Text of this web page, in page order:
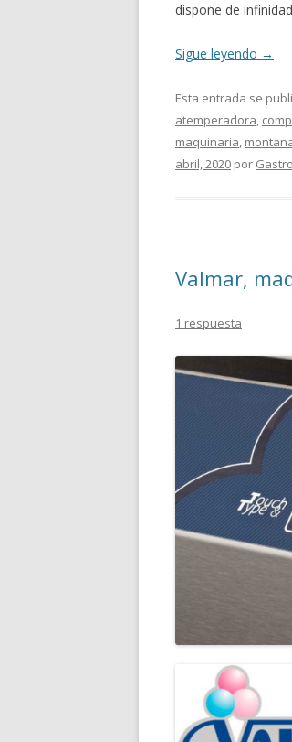
dispone de
Sigue leyendo →
Esta entrada se
atemperadora,
maquinaria,
abril, 2020 por
Valmar,
1 respuesta